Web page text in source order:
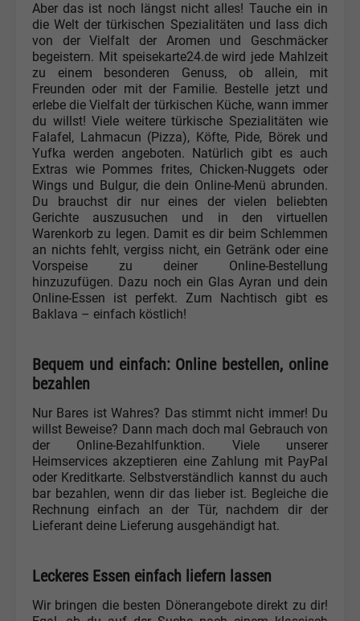
Aber das ist noch längst nicht alles! Tauche ein in
die Welt der türkischen Spezialitäten und lass dich
von der Vielfalt der Aromen und Geschmäcker
begeistern. Mit speisekarte24.de wird jede Mahlzeit
zu einem besonderen Genuss, ob allein, mit
Freunden oder mit der Familie. Bestelle jetzt und
erlebe die Vielfalt der türkischen Küche, wann immer
du willst! Viele weitere türkische Spezialitäten wie
Falafel, Lahmacun (Pizza), Köfte, Pide, Börek und
Yufka werden angeboten. Natürlich gibt es auch
Extras wie Pommes frites, Chicken-Nuggets oder
Wings und Bulgur, die dein Online-Menü abrunden.
Du brauchst dir nur eines der vielen beliebten
Gerichte auszusuchen und in den virtuellen
Warenkorb zu legen. Damit es dir beim Schlemmen
an nichts fehlt, vergiss nicht, ein Getränk oder eine
Vorspeise zu deiner Online-Bestellung
hinzuzufügen. Dazu noch ein Glas Ayran und dein
Online-Essen ist perfekt. Zum Nachtisch gibt es
Baklava – einfach köstlich!
Bequem und einfach: Online bestellen, online
bezahlen
Nur Bares ist Wahres? Das stimmt nicht immer! Du
willst Beweise? Dann mach doch mal Gebrauch von
der Online-Bezahlfunktion. Viele unserer
Heimservices akzeptieren eine Zahlung mit PayPal
oder Kreditkarte. Selbstverständlich kannst du auch
bar bezahlen, wenn dir das lieber ist. Begleiche die
Rechnung einfach an der Tür, nachdem dir der
Lieferant deine Lieferung ausgehändigt hat.
Leckeres Essen einfach liefern lassen
Wir bringen die besten Dönerangebote direkt zu dir!